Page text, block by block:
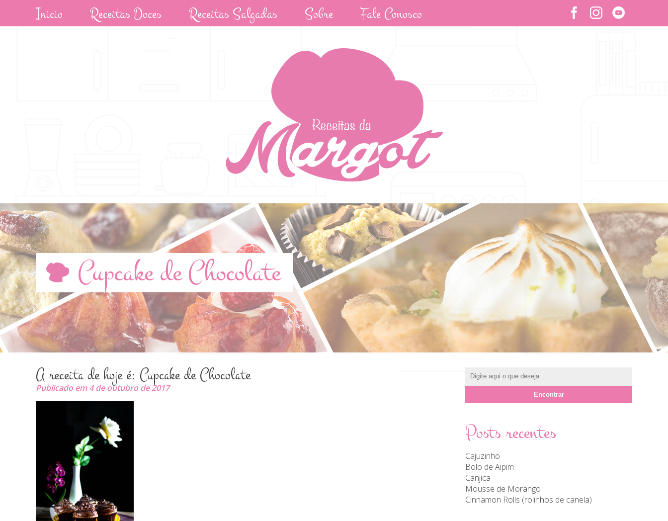
Inicio Receitas Doces Receitas Salgadas Sobre Fale Conosco
Cupcake de Chocolate
A receita de hoje é: Cupcake de Chocolate
Publicado em 4 de outubro de 2017
Posts recentes
Cajuzinho
Bolo de Aipim
Canjica
Mousse de Morango
Cinnamon Rolls (rolinhos de canela)